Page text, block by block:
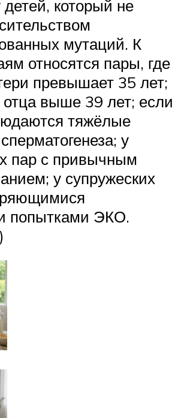
который не
мутаций. К
относятся пары, где
превышает 35 лет;
отца выше 39 лет; если
тяжёлые
у
пар с привычным
у супружеских
попытками ЭКО.